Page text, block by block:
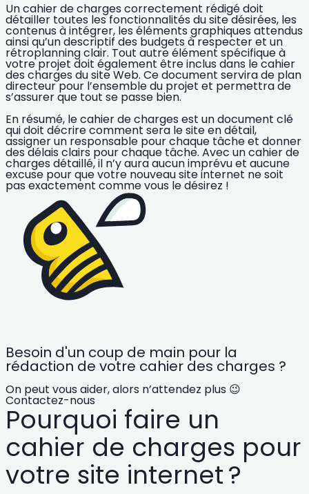
Un cahier de charges correctement rédigé doit
détailler toutes les fonctionnalités du site désirées, les
contenus à intégrer, les éléments graphiques attendus
ainsi qu’un descriptif des budgets à respecter et un
rétroplanning clair. Tout autre élément spécifique à
votre projet doit également être inclus dans le cahier
des charges du site Web. Ce document servira de plan
directeur pour l’ensemble du projet et permettra de
s’assurer que tout se passe bien.
En résumé, le cahier de charges est un document clé
qui doit décrire comment sera le site en détail,
assigner un responsable pour chaque tâche et donner
des délais clairs pour chaque tâche. Avec un cahier de
charges détaillé, il n’y aura aucun imprévu et aucune
excuse pour que votre nouveau site internet ne soit
pas exactement comme vous le désirez !
Besoin d'un coup de main pour la
rédaction de votre cahier des charges ?
On peut vous aider, alors n’attendez plus 😉
Contactez-nous
Pourquoi faire un
cahier de charges pour
votre site internet ?